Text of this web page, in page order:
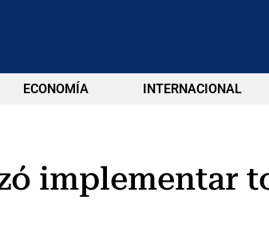
ECONOMÍA INTERNACIONAL
implementar